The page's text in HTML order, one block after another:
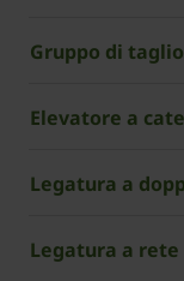
Gruppo di
Elevatore a
Legatura a
Legatura a rete